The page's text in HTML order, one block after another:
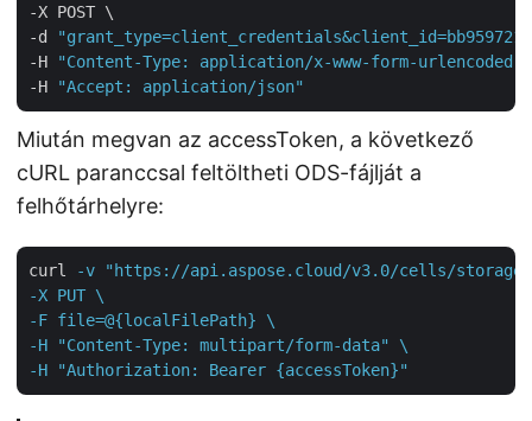
-X POST \
-d
"grant_type=client_credentials&client_id=bb959721-
-H
"Content-Type: application/x-www-form-urlencoded"
-H
"Accept: application/json"
Miután megvan az accessToken, a következő
cURL paranccsal feltöltheti ODS-fájlját a
felhőtárhelyre:
curl
-v "https://api.aspose.cloud/v3.0/cells/
-X PUT \
-F file=@{localFilePath} \
-H "Content-Type: multipart/form-data" \
-H "Authorization: Bearer {accessToken}"